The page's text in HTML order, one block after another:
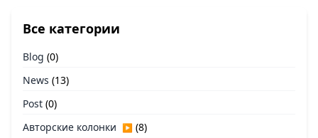
Все категории
Blog (0)
News (13)
Post (0)
Авторские колонки ▶ (8)